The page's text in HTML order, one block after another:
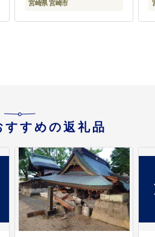
宮崎県 宮崎市
すすめの返礼品